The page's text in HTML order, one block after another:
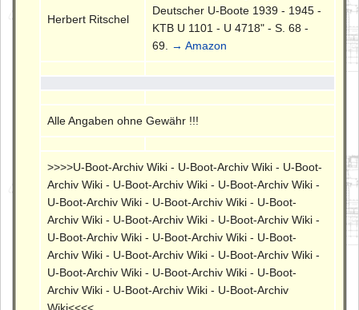
Herbert Ritschel
Deutscher U-Boote 1939 - 1945 -
KTB U 1101 - U 4718" - S. 68 -
69.
→ Amazon
Alle Angaben ohne Gewähr !!!
>>>>U-Boot-Archiv Wiki - U-Boot-Archiv Wiki - U-Boot-
Archiv Wiki - U-Boot-Archiv Wiki - U-Boot-Archiv Wiki -
U-Boot-Archiv Wiki - U-Boot-Archiv Wiki - U-Boot-
Archiv Wiki - U-Boot-Archiv Wiki - U-Boot-Archiv Wiki -
U-Boot-Archiv Wiki - U-Boot-Archiv Wiki - U-Boot-
Archiv Wiki - U-Boot-Archiv Wiki - U-Boot-Archiv Wiki -
U-Boot-Archiv Wiki - U-Boot-Archiv Wiki - U-Boot-
Archiv Wiki - U-Boot-Archiv Wiki - U-Boot-Archiv